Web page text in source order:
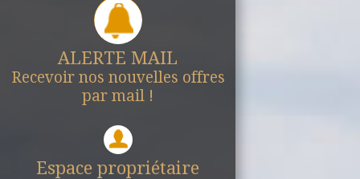
ALERTE MAIL
Recevoir nos nouvelles offres
par mail !
Espace propriétaire